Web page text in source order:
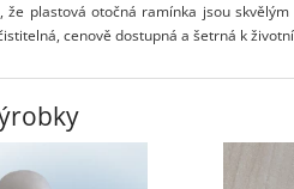
že plastová otočná ramínka jsou
cenově dostupná a šetrná k